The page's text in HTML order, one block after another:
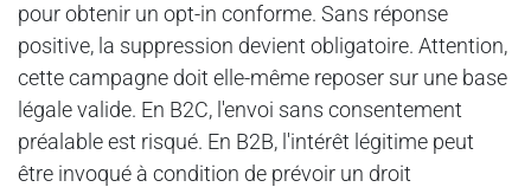
pour obtenir un opt-in conforme. Sans réponse
positive, la suppression devient obligatoire. Attention,
cette campagne doit elle-même reposer sur une base
légale valide. En B2C, l'envoi sans consentement
préalable est risqué. En B2B, l'intérêt légitime peut
être invoqué à condition de prévoir un droit